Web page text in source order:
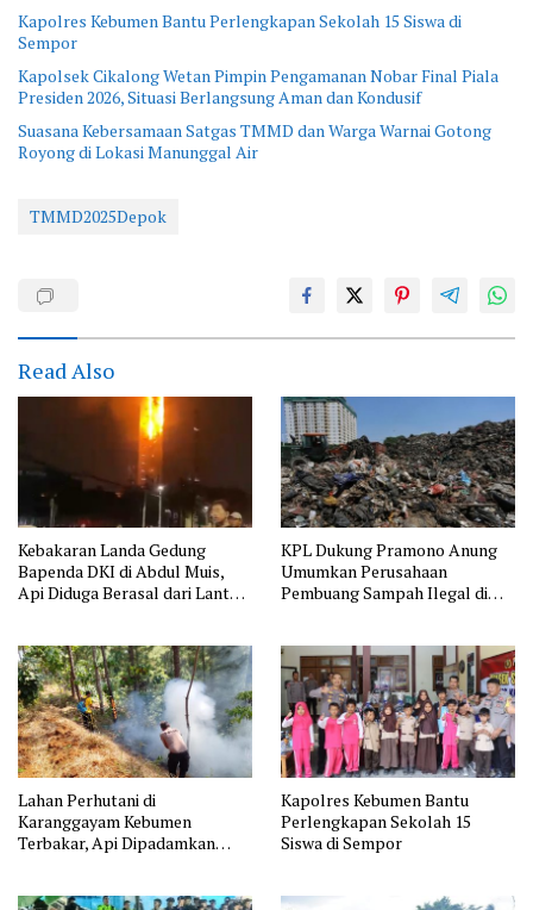
Kapolres Kebumen Bantu Perlengkapan Sekolah 15 Siswa di
Sempor
Kapolsek Cikalong Wetan Pimpin Pengamanan Nobar Final Piala
Presiden 2026, Situasi Berlangsung Aman dan Kondusif
Suasana Kebersamaan Satgas TMMD dan Warga Warnai Gotong
Royong di Lokasi Manunggal Air
TMMD2025Depok
Read Also
Kebakaran Landa Gedung
Bapenda DKI di Abdul Muis,
Api Diduga Berasal dari Lantai
KPL Dukung Pramono Anung
Umumkan Perusahaan
Pembuang Sampah Ilegal di
Lahan Perhutani di
Karanggayam Kebumen
Terbakar, Api Dipadamkan
Kapolres Kebumen Bantu
Perlengkapan Sekolah 15
Siswa di Sempor